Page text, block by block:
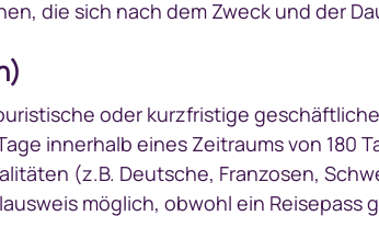
die sich nach dem Zweck und der
oder kurzfristige
innerhalb eines Zeitraums von 180
(z.B. Deutsche, Franzosen,
möglich, obwohl ein Reisepass